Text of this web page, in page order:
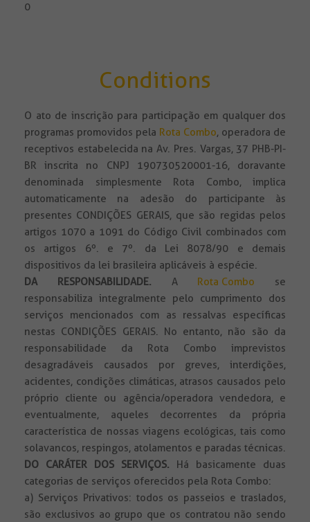
0
Conditions
O ato de inscrição para participação em qualquer dos
programas promovidos pela Rota Combo, operadora de
receptivos estabelecida na Av. Pres. Vargas, 37 PHB-PI-
BR inscrita no CNPJ 190730520001-16, doravante
denominada simplesmente Rota Combo, implica
automaticamente na adesão do participante às
presentes CONDIÇÕES GERAIS, que são regidas pelos
artigos 1070 a 1091 do Código Civil combinados com
os artigos 6º. e 7º. da Lei 8078/90 e demais
dispositivos da lei brasileira aplicáveis à espécie.
DA RESPONSABILIDADE. A Rota Combo se
responsabiliza integralmente pelo cumprimento dos
serviços mencionados com as ressalvas específicas
nestas CONDIÇÕES GERAIS. No entanto, não são da
responsabilidade da Rota Combo imprevistos
desagradáveis causados por greves, interdições,
acidentes, condições climáticas, atrasos causados pelo
próprio cliente ou agência/operadora vendedora, e
eventualmente, aqueles decorrentes da própria
característica de nossas viagens ecológicas, tais como
solavancos, respingos, atolamentos e paradas técnicas.
DO CARÁTER DOS SERVIÇOS. Há basicamente duas
categorias de serviços oferecidos pela Rota Combo:
a) Serviços Privativos: todos os passeios e traslados,
são exclusivos ao grupo que os contratou não sendo